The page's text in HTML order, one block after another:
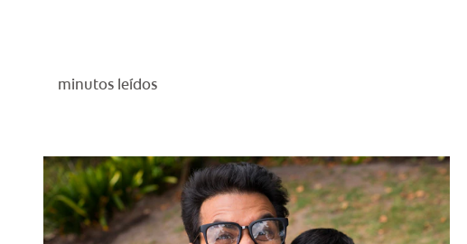
minutos leídos